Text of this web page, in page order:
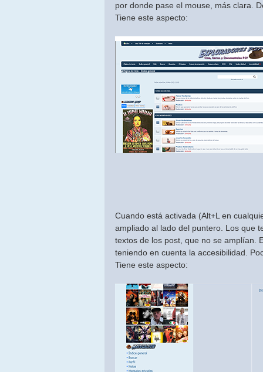
por donde pase el mouse, más clara.
Tiene este aspecto:
Cuando está activada (Alt+L en
ampliado al lado del puntero. Los que
textos de los post, que no se amplían.
teniendo en cuenta la accesibilidad.
Tiene este aspecto: